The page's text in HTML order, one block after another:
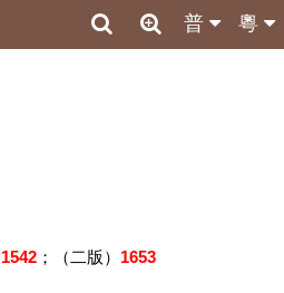
粵
普
1542；（二版） 1653